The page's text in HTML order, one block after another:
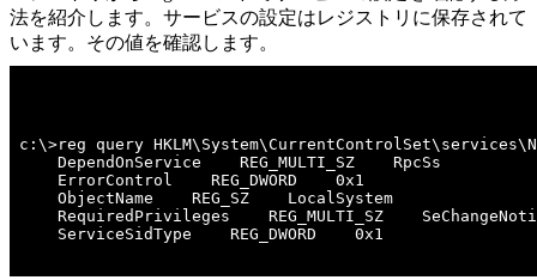
法を紹介します。サービスの設定はレジストリに保存されて
います。その値を確認します。
c:\>reg query
    DependOnService    REG_MULTI_SZ    RpcSs
    ErrorControl    REG_DWORD    0x1
    ObjectName    REG_SZ    LocalSystem
RequiredPrivileges    REG_MULTI_SZ
    ServiceSidType    REG_DWORD    0x1